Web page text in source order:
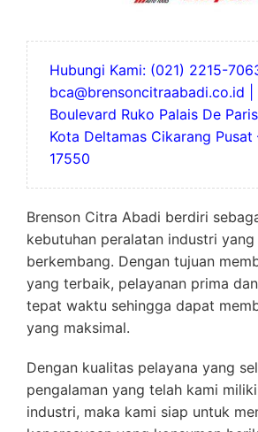
Hubungi Kami: (021) 2215-
bca@brensoncitraabadi.co.id |
Boulevard Ruko Palais De
Kota Deltamas Cikarang Pusat
17550
Brenson Citra Abadi berdiri
kebutuhan peralatan industri yang
berkembang. Dengan tujuan
yang terbaik, pelayanan prima
tepat waktu sehingga dapat
yang maksimal.
Dengan kualitas pelayana yang
pengalaman yang telah kami
industri, maka kami siap untuk